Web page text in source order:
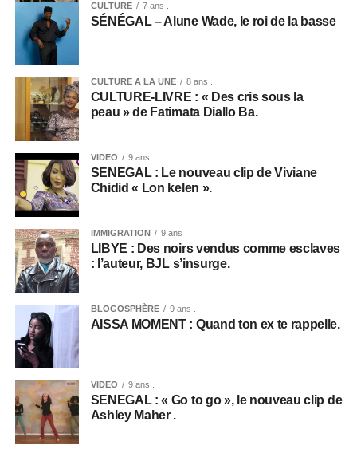
CULTURE 7 ans .
SÉNÉGAL – Alune Wade, le roi de la basse
CULTURE A LA UNE 8 ans .
CULTURE-LIVRE : « Des cris sous la
peau » de Fatimata Diallo Ba.
VIDEO 9 ans .
SENEGAL : Le nouveau clip de Viviane
Chidid « Lon kelen ».
IMMIGRATION 9 ans .
LIBYE : Des noirs vendus comme esclaves
: l’auteur, BJL s’insurge.
BLOGOSPHÈRE 9 ans .
AISSA MOMENT : Quand ton ex te rappelle.
VIDEO 9 ans .
SENEGAL : « Go to go », le nouveau clip de
Ashley Maher .